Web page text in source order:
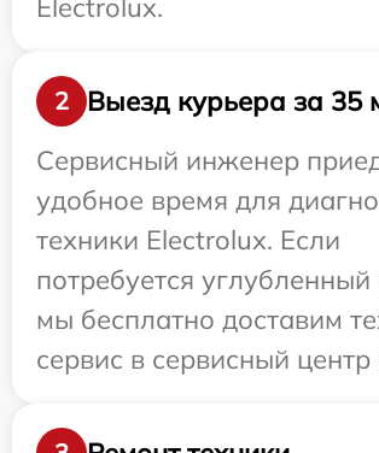
Electrolux.
2
Выезд курьера за 35
Сервисный инженер
удобное время для
техники Electrolux. Если
потребуется
мы бесплатно доставим
сервис в сервисный